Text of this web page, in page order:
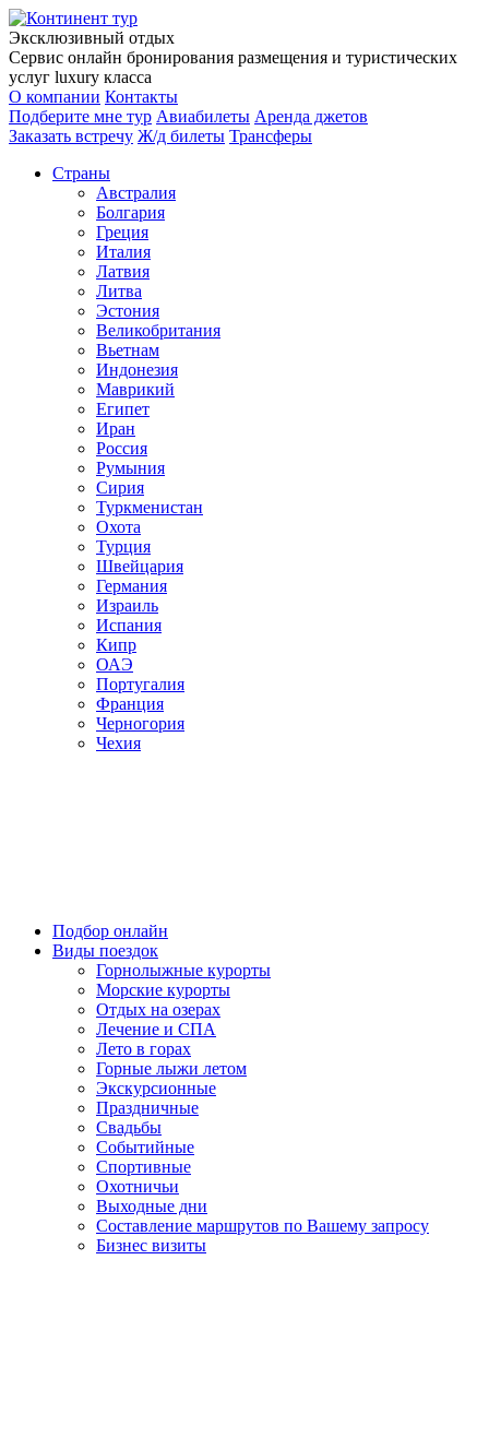
Эксклюзивный отдых
Сервис онлайн бронирования размещения и туристических
услуг luxury класса
О компании Контакты
Подберите мне тур Авиабилеты Аренда джетов
Заказать встречу Ж/д билеты Трансферы
Страны
Австралия
Болгария
Греция
Италия
Латвия
Литва
Эстония
Великобритания
Вьетнам
Индонезия
Маврикий
Египет
Иран
Россия
Румыния
Сирия
Туркменистан
Охота
Турция
Швейцария
Германия
Израиль
Испания
Кипр
ОАЭ
Португалия
Франция
Черногория
Чехия
Подбор онлайн
Виды поездок
Горнолыжные курорты
Морские курорты
Отдых на озерах
Лечение и СПА
Лето в горах
Горные лыжи летом
Экскурсионные
Праздничные
Свадьбы
Событийные
Спортивные
Охотничьи
Выходные дни
Составление маршрутов по Вашему запросу
Бизнес визиты